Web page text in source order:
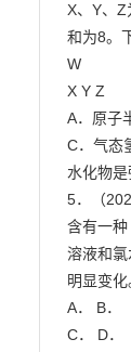
X、Y、Z
和为8。
W
X Y Z
A．原子
C．气态
水化物
5．（
含有一
溶液和
明显变
A． B．
C． D．